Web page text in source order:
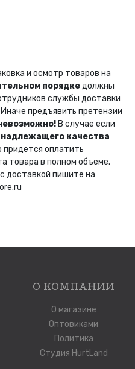
и осмотр товаров на
порядкедолжны
службы доставки
предъявить претензии
В случае если
надлежащего качества
придется оплатить
товара в полном объеме.
доставкой пишите на
О КОМПАНИИ
О магазине
Оптовиками
Политика
Студия HurtLand